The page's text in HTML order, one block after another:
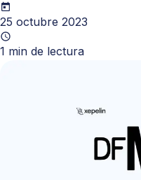
25 octubre 2023
1 min de lectura